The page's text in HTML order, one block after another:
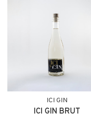
ICI GIN
ICI GIN BRUT